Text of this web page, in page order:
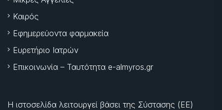
Καιρός
Εφημερεύοντα φαρμακεία
Ευρετήριο Ιατρών
Επικοινωνία – Ταυτότητα e-almyros.gr
Η ιστοσελίδα λειτουργεί βάσει της Σύστασης (ΕΕ)